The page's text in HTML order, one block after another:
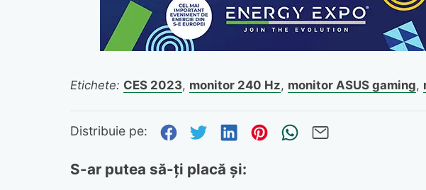
Etichete: CES 2023, monitor 240 Hz, monitor ASUS gaming,
Distribuie pe: Distribuie pe Facebook
Distribuie pe Twitter
Distribuie pe LinkedIn
Distribuie pe
Trimite prin
S-ar putea să-ți placă și: